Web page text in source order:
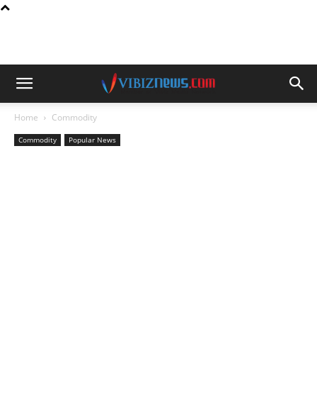
Home Commodity
Commodity Popular News